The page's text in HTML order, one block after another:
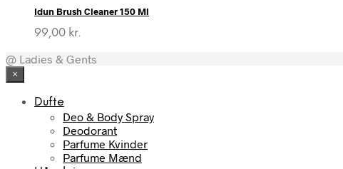
Idun Brush Cleaner 150 Ml
99,00 kr.
@ Ladies & Gents
×
Dufte
Deo & Body Spray
Deodorant
Parfume Kvinder
Parfume Mænd